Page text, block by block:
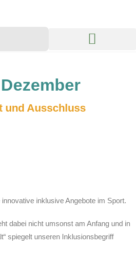
und Ausschluss
inklusive Angebote im Sport.
dabei nicht umsonst am Anfang und in
spiegelt unseren Inklusionsbegriff